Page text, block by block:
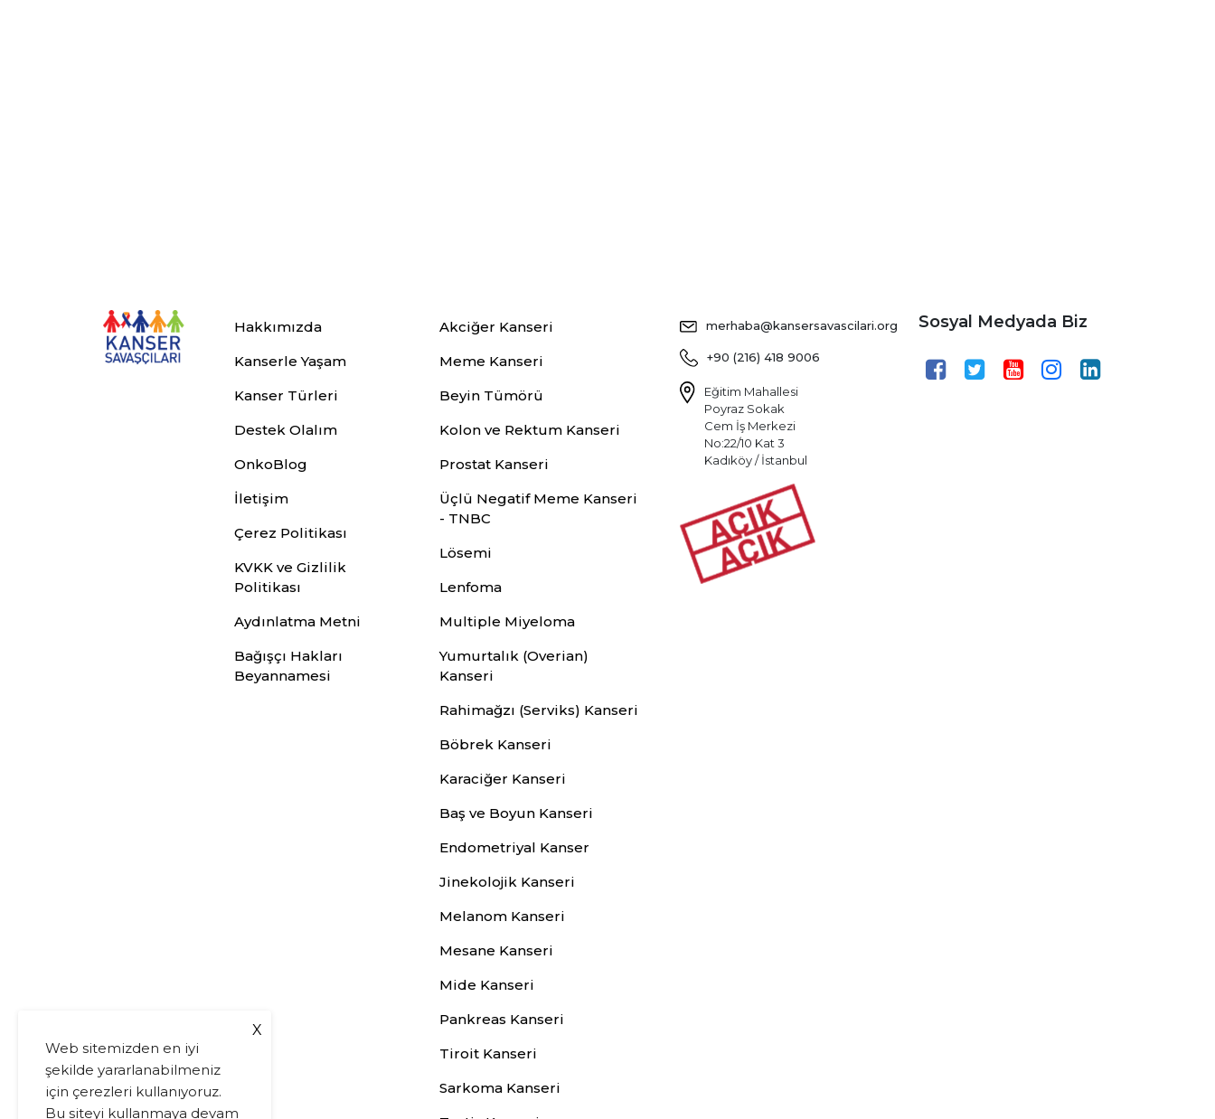
Hakkımızda
Kanserle Yaşam
Kanser Türleri
Destek Olalım
OnkoBlog
İletişim
Çerez Politikası
KVKK ve Gizlilik
Politikası
Aydınlatma Metni
Bağışçı Hakları
Beyannamesi
Akciğer Kanseri
Meme Kanseri
Beyin Tümörü
Kolon ve Rektum Kanseri
Prostat Kanseri
Üçlü Negatif Meme Kanseri
- TNBC
Lösemi
Lenfoma
Multiple Miyeloma
Yumurtalık (Overian)
Kanseri
Rahimağzı (Serviks) Kanseri
Böbrek Kanseri
Karaciğer Kanseri
Baş ve Boyun Kanseri
Endometriyal Kanser
Jinekolojik Kanseri
Melanom Kanseri
Mesane Kanseri
Mide Kanseri
Pankreas Kanseri
Tiroit Kanseri
Sarkoma Kanseri
merhaba@kansersavascilari.org
+90 (216) 418 9006
Eğitim Mahallesi
Poyraz Sokak
Cem İş Merkezi
No:22/10 Kat 3
Kadıköy / İstanbul
Sosyal Medyada Biz
Web sitemizden en iyi
şekilde yararlanabilmeniz
için çerezleri kullanıyoruz.
Bu siteyi kullanmaya devam
X